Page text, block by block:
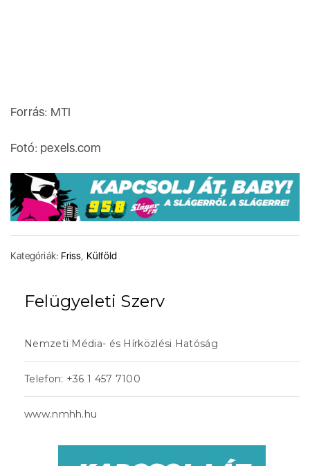
Forrás: MTI
Fotó: pexels.com
Kategóriák: Friss Külföld
Felügyeleti Szerv
Nemzeti Média- és Hírközlési Hatóság
Telefon: +36 1 457 7100
www.nmhh.hu